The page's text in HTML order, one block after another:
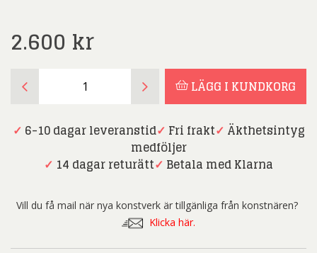
2.600 kr
Wiik
Sju
mängd
LÄGG I KUNDKORG
✓ 6-10 dagar leveranstid✓ Fri frakt✓ Äkthetsintyg
medföljer
✓ 14 dagar returätt✓ Betala med Klarna
Vill du få mail när nya konstverk är tillgänliga från konstnären?
Klicka här.